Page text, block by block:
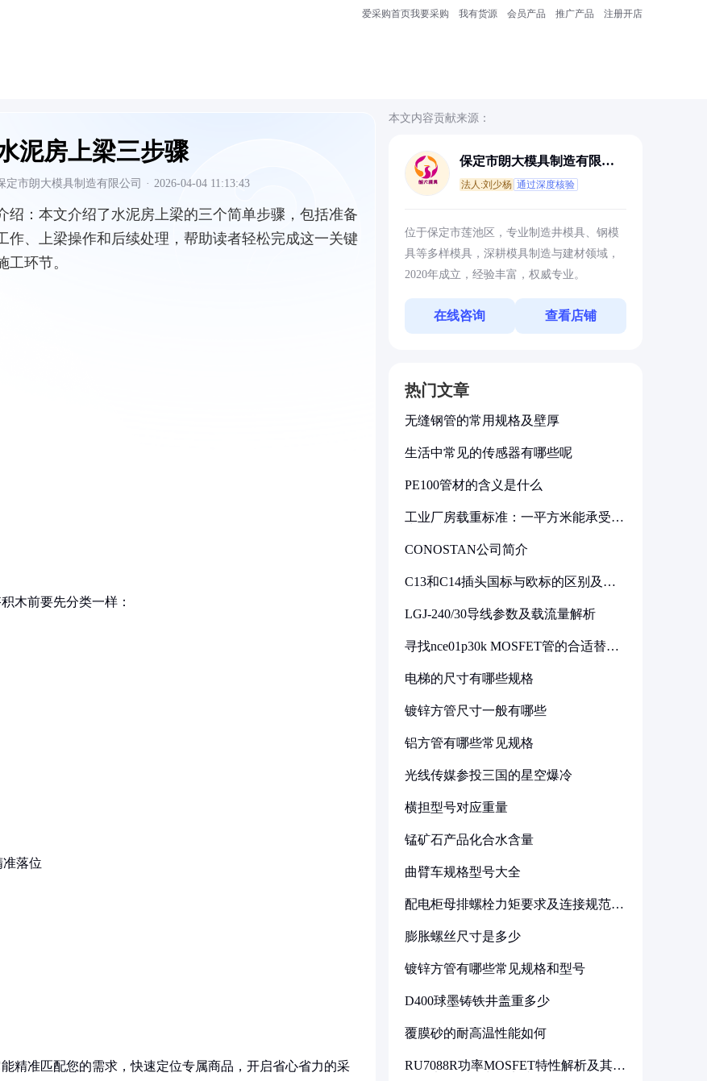
爱采购首页我要采购 我有货源 会员产品 推广产品 注册开店
泥房上梁三步骤
定市朗大模具制造有限公司 · 2026-04-04 11:13:43
绍： 本文介绍了水泥房上梁的三个简单步骤，包括准备
作、上梁操作和后续处理，帮助读者轻松完成这一关键
工环节。
木前要先分类一样：
准落位
精准匹配您的需求，快速定位专属商品，开启省心省力的采
本文内容贡献来源：
保定市朗大模具制造有限公
法人:刘少杨 通过深度核验
位于保定市莲池区，专业制造井模具、钢模
具等多样模具，深耕模具制造与建材领域，
2020年成立，经验丰富，权威专业。
在线咨询 查看店铺
热门文章
无缝钢管的常用规格及壁厚
生活中常见的传感器有哪些呢
PE100管材的含义是什么
工业厂房载重标准：一平方米能承受多
CONOSTAN公司简介
C13和C14插头国标与欧标的区别及其
LGJ-240/30导线参数及载流量解析
寻找nce01p30k MOSFET管的合适替代
电梯的尺寸有哪些规格
镀锌方管尺寸一般有哪些
铝方管有哪些常见规格
光线传媒参投三国的星空爆冷
横担型号对应重量
锰矿石产品化合水含量
曲臂车规格型号大全
配电柜母排螺栓力矩要求及连接规范详
膨胀螺丝尺寸是多少
镀锌方管有哪些常见规格和型号
D400球墨铸铁井盖重多少
覆膜砂的耐高温性能如何
RU7088R功率MOSFET特性解析及其在